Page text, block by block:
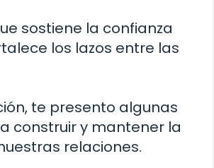
sostiene la confianza
los lazos entre las
te presento algunas
construir y mantener la
relaciones.